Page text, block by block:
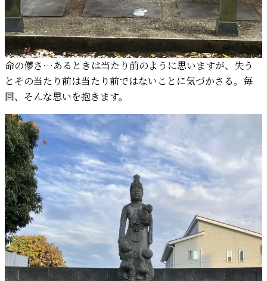
命の儚さ…あるときは当たり前のように思いますが、失う
とその当たり前は当たり前ではないことに気づかさる。毎
回、そんな思いを抱きます。